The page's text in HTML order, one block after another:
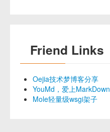
Friend Links
Oejia技术梦博客分享
YouMd，爱上MarkDown
Mole轻量级wsgi架子